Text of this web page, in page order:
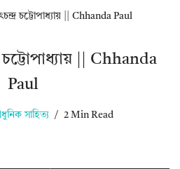
চট্টোপাধ্যায় || Chhanda Paul
চট্টোপাধ্যায় || Chhanda
Paul
সাহিত্য 2 Min Read